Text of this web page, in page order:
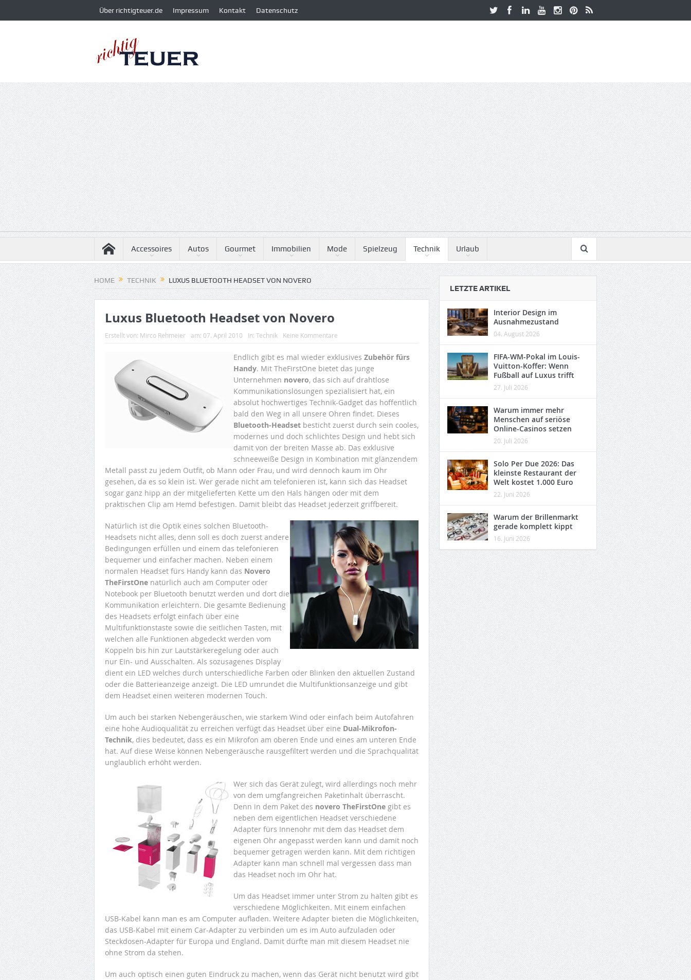
Über richtigteuer.de Impressum Kontakt Datenschutz
Accessoires Autos Gourmet Immobilien Mode Spielzeug Technik Urlaub
HOME TECHNIK LUXUS BLUETOOTH HEADSET VON NOVERO
Luxus Bluetooth Headset von Novero
Erstellt von: Mirco Rehmeier am: 07. April 2010 In: Technik Keine Kommentare
Endlich gibt es mal wieder exklusives Zubehör fürs
Handy. Mit TheFirstOne bietet das junge
Unternehmen novero, das sich auf drahtlose
Kommunikationslösungen spezialisiert hat, ein
absolut hochwertiges Technik-Gadget das hoffentlich
bald den Weg in all unsere Ohren findet. Dieses
Bluetooth-Headset besticht zuerst durch sein cooles,
modernes und doch schlichtes Design und hebt sich
damit von der breiten Masse ab. Das exklusive
schneeweiße Design in Kombination mit glänzendem
Metall passt zu jedem Outfit, ob Mann oder Frau, und wird dennoch kaum im Ohr
gesehen, da es so klein ist. Wer gerade nicht am telefonieren ist, kann sich das Headset
sogar ganz hipp an der mitgelieferten Kette um den Hals hängen oder mit dem
praktischen Clip am Hemd befestigen. Damit bleibt das Headset jederzeit griffbereit.
Natürlich ist die Optik eines solchen Bluetooth-
Headsets nicht alles, denn soll es doch zuerst andere
Bedingungen erfüllen und einem das telefonieren
bequemer und einfacher machen. Neben einem
normalen Headset fürs Handy kann das Novero
TheFirstOne natürlich auch am Computer oder
Notebook per Bluetooth benutzt werden und dort die
Kommunikation erleichtern. Die gesamte Bedienung
des Headsets erfolgt einfach über eine
Multifunktionstaste sowie die seitlichen Tasten, mit
welchen alle Funktionen abgedeckt werden vom
Koppeln bis hin zur Lautstärkeregelung oder auch
nur Ein- und Ausschalten. Als sozusagenes Display
dient ein LED welches durch unterschiedliche Farben oder Blinken den aktuellen Zustand
oder die Batterieanzeige anzeigt. Die LED umrundet die Multifunktionsanzeige und gibt
dem Headset einen weiteren modernen Touch.
Um auch bei starken Nebengeräuschen, wie starkem Wind oder einfach beim Autofahren
eine hohe Audioqualität zu erreichen verfügt das Headset über eine Dual-Mikrofon-
Technik, dies bedeutet, dass es ein Mikrofon am oberen Ende und eines am unteren Ende
hat. Auf diese Weise können Nebengeräusche rausgefiltert werden und die Sprachqualität
unglaublich erhöht werden.
Wer sich das Gerät zulegt, wird allerdings noch mehr
von dem umgfangreichen Paketinhalt überrascht.
Denn in dem Paket des novero TheFirstOne gibt es
neben dem eigentlichen Headset verschiedene
Adapter fürs Innenohr mit dem das Headset dem
eigenen Ohr angepasst werden kann und damit noch
bequemer getragen werden kann. Mit dem richtigen
Adapter kann man schnell mal vergessen dass man
das Headset noch im Ohr hat.
Um das Headset immer unter Strom zu halten gibt es
verschiedene Möglichkeiten. Mit einem einfachen
USB-Kabel kann man es am Computer aufladen. Weitere Adapter bieten die Möglichkeiten,
das USB-Kabel mit einem Car-Adapter zu verbinden um es im Auto aufzuladen oder
Steckdosen-Adapter für Europa und England. Damit dürfte man mit diesem Headset nie
ohne Strom da stehen.
Um auch optisch einen guten Eindruck zu machen, wenn das Gerät nicht benutzt wird gibt
LETZTE ARTIKEL
Interior Design im
Ausnahmezustand
04. August 2026
FIFA-WM-Pokal im Louis-
Vuitton-Koffer: Wenn
Fußball auf Luxus trifft
27. Juli 2026
Warum immer mehr
Menschen auf seriöse
Online-Casinos setzen
20. Juli 2026
Solo Per Due 2026: Das
kleinste Restaurant der
Welt kostet 1.000 Euro
22. Juni 2026
Warum der Brillenmarkt
gerade komplett kippt
16. Juni 2026